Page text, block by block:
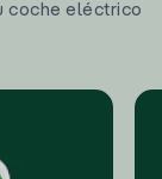
coche eléctrico